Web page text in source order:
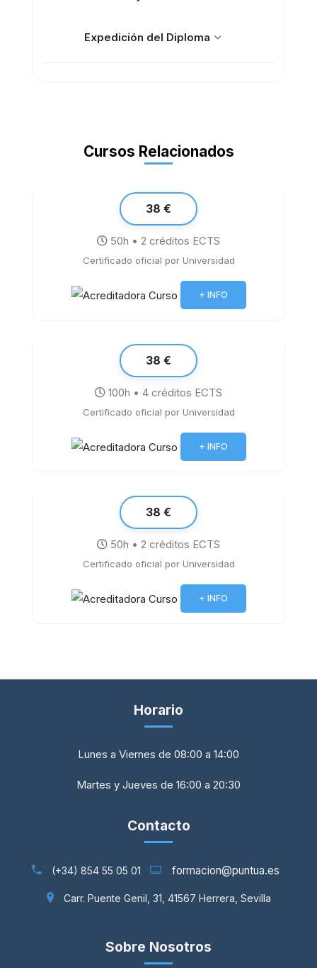
Expedición del Diploma
Cursos Relacionados
El Síndrome Burnout
38 €
50h • 2 créditos ECTS
Certificado oficial por Universidad
+ INFO
Word 2019
38 €
100h • 4 créditos ECTS
Certificado oficial por Universidad
+ INFO
La Pizarra Digital Interactiva
38 €
50h • 2 créditos ECTS
Certificado oficial por Universidad
+ INFO
Horario
Lunes a Viernes de 08:00 a 14:00
Martes y Jueves de 16:00 a 20:30
Contacto
(+34) 854 55 05 01 formacion@puntua.es
Carr. Puente Genil, 31, 41567 Herrera, Sevilla
Sobre Nosotros